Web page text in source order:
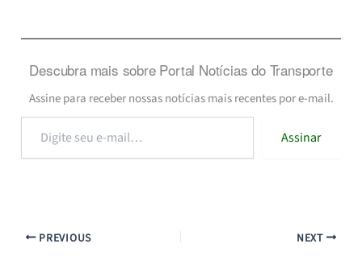
Descubra mais sobre Portal Notícias do Transporte
Assine para receber nossas notícias mais recentes por e-mail.
e-
Assinar
PREVIOUS NEXT